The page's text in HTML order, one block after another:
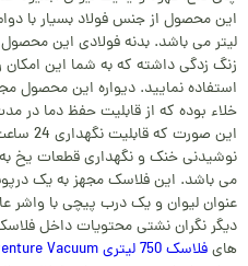
لیتر می باشد. بدنه فولادی این
زنگ زدگی داشته که به شما این امکان
استفاده نمایید. دیواره این محصول
خلاء بوده که از قابلیت حفظ دما در
می باشد. این فلاسک مجهز به یک
عنوان لیوان و یک درب پیچی با
دیگر نگران نشتی محتویات داخل
هایفلاسک 750 لیتری Adventure Vacuum